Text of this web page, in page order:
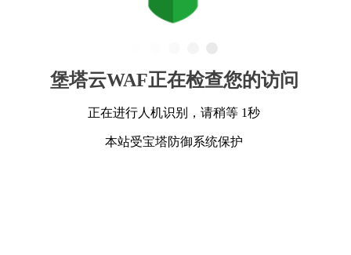
堡塔云WAF正在检查您的访问
正在进行人机识别，请稍等 1秒
本站受宝塔防御系统保护